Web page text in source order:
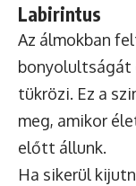
Labirintus
Az álmokban
bonyolultságát
tükrözi. Ez a
meg, amikor
előtt állunk.
Ha sikerül